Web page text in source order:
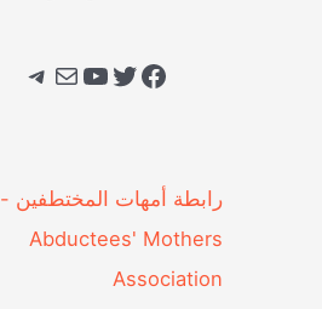
فيسبوك تويتر يوتيوببريد تيليجرام
‎رابطة أمهات المختطفين -
Abductees' Mothers
Association‎